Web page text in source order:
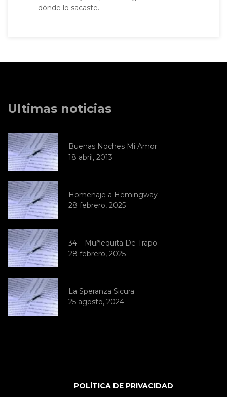
dónde lo sacaste.
Ultimas noticias
Buenas Noches Mi Amor
18 abril, 2013
Homenaje a Hemingway
28 febrero, 2025
34 – Muñequita De Trapo
28 febrero, 2025
La Speranza Sicura
25 agosto, 2024
POLÍTICA DE PRIVACIDAD